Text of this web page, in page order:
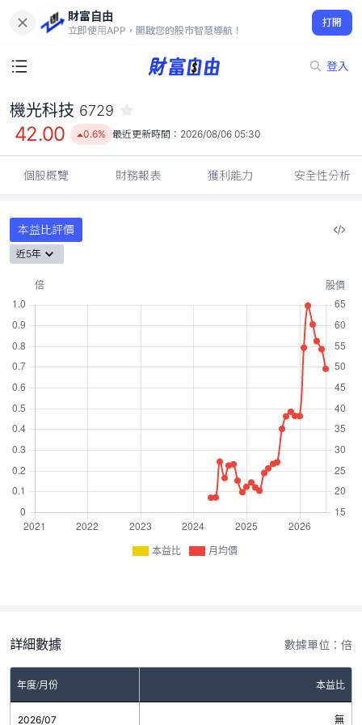
財富自由
立即使用APP，開啟您的股市智慧導航！
打開
登入
42.00
0.6%
機光科技 6729
42.00 0.6% 最近更新時間： 2026/08/06 05:30
個股概覽 財務報表 獲利能力 安全性分析
本益比評價
近5年
本益比 月均價
詳細數據 數據單位：倍
年度/月份 本益比
2026/07 無